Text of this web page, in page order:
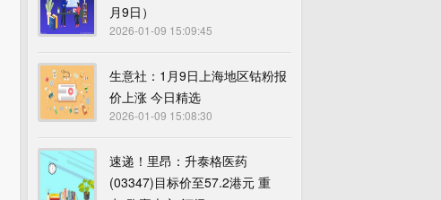
月9日）
2026-01-09 15:09:45
生意社：1月9日上海地区钴粉报
价上涨 今日精选
2026-01-09 15:08:30
速递！里昂：升泰格医药
(03347)目标价至57.2港元 重